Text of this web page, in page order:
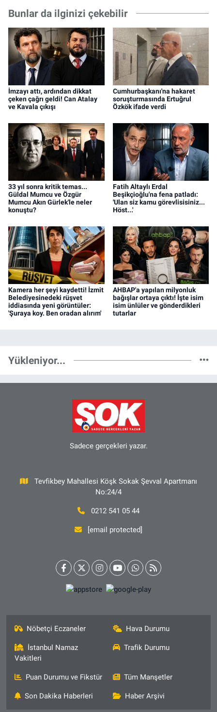
Bunlar da ilginizi çekebilir
İmzayı attı, ardından dikkat
çeken çağrı geldi! Can Atalay
ve Kavala çıkışı
Cumhurbaşkanı'na hakaret
soruşturmasında Ertuğrul
Özkök ifade verdi
33 yıl sonra kritik temas...
Güldal Mumcu ve Özgür
Mumcu Akın Gürlek'le neler
konuştu?
Fatih Altaylı Erdal
Beşikçioğlu'na fena patladı:
'Ulan siz kamu görevlisisiniz...
Höst...'
Kamera her şeyi kaydetti! İzmit
Belediyesinedeki rüşvet
iddiasında yeni görüntüler:
'Şuraya koy. Ben oradan alırım'
AHBAP'a yapılan milyonluk
bağışlar ortaya çıktı! İşte isim
isim ünlüler ve gönderdikleri
tutarlar
Yükleniyor...
Sadece gerçekleri yazar.
Tevfikbey Mahallesi Köşk Sokak Şevval Apartmanı
No:24/4
0212 541 05 44
[email protected]
Nöbetçi Eczaneler Hava Durumu
İstanbul Namaz
Vakitleri
Trafik Durumu
Puan Durumu ve Fikstür Tüm Manşetler
Son Dakika Haberleri Haber Arşivi